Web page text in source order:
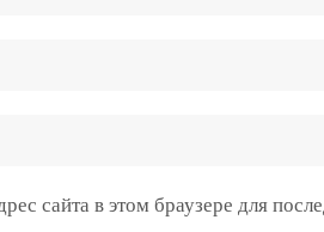
сайта в этом браузере для